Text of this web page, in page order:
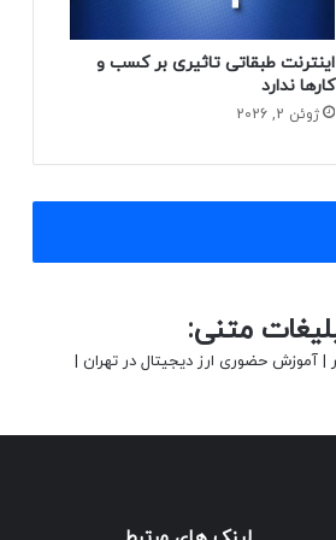
اینترنت طبقاتی تاثیری بر کسب و
کارها ندارد
ژوئن 2, 2026
متنی:
آموزش حضوری ارز دیجیتال در تهران